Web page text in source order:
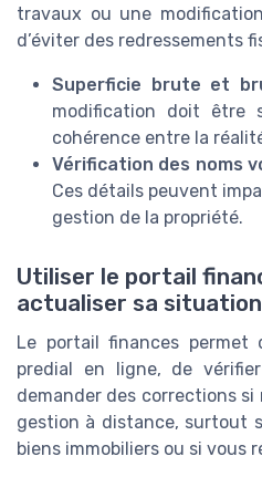
travaux ou une
d’éviter des redressements
Superficie brute et
modification doit être
cohérence entre la
Vérification des noms
Ces détails peuvent
gestion de la propriété.
Utiliser le portail
actualiser sa situation
Le portail finances permet
predial en ligne, de
demander des corrections
gestion à distance, surtout
biens immobiliers ou si vous